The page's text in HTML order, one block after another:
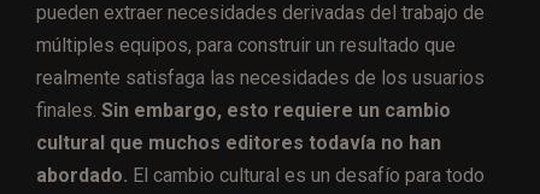
pueden extraer necesidades derivadas del trabajo de
múltiples equipos, para construir un resultado que
realmente satisfaga las necesidades de los usuarios
finales. Sin embargo, esto requiere un cambio
cultural que muchos editores todavía no han
abordado. El cambio cultural es un desafío para todo